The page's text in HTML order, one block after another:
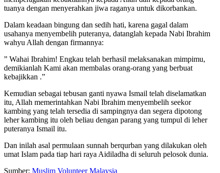
tuanya dengan menyerahkan jiwa raganya untuk dikorbankan.
Dalam keadaan bingung dan sedih hati, karena gagal dalam
usahanya menyembelih puteranya, datanglah kepada Nabi Ibrahim
wahyu Allah dengan firmannya:
” Wahai Ibrahim! Engkau telah berhasil melaksanakan mimpimu,
demikianlah Kami akan membalas orang-orang yang berbuat
kebajikkan .”
Kemudian sebagai tebusan ganti nyawa Ismail telah diselamatkan
itu, Allah memerintahkan Nabi Ibrahim menyembelih seekor
kambing yang telah tersedia di sampingnya dan segera dipotong
leher kambing itu oleh beliau dengan parang yang tumpul di leher
puteranya Ismail itu.
Dan inilah asal permulaan sunnah berqurban yang dilakukan oleh
umat Islam pada tiap hari raya Aidiladha di seluruh pelosok dunia.
Sumber: Muslim Volunteer Malaysia